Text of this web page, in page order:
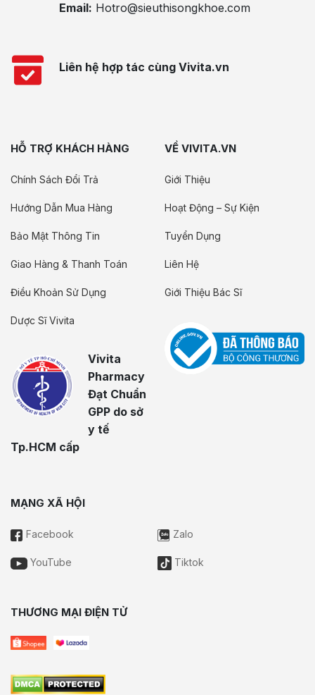
Email: Hotro@sieuthisongkhoe.com
Liên hệ hợp tác cùng Vivita.vn
HỖ TRỢ KHÁCH HÀNG
Chính Sách Đổi Trả
Hướng Dẫn Mua Hàng
Bảo Mật Thông Tin
Giao Hàng & Thanh Toán
Điều Khoản Sử Dụng
Dược Sĩ Vivita
Vivita
Pharmacy
Đạt Chuẩn
GPP do sở
y tế
Tp.HCM cấp
VỀ VIVITA.VN
Giới Thiệu
Hoạt Động – Sự Kiện
Tuyển Dụng
Liên Hệ
Giới Thiệu Bác Sĩ
MẠNG XÃ HỘI
Facebook Zalo
YouTube Tiktok
THƯƠNG MẠI ĐIỆN TỬ